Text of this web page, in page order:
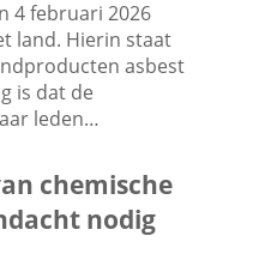
4 februari 2026
land. Hierin staat
asbest
is dat de
leden…
chemische
nodig